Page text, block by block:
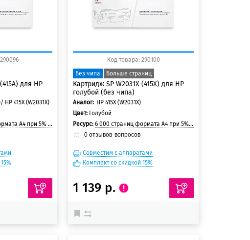
для HP
HP 415X (W2031X)
5% заполнении страницы
Код товара: 290100
Без чипа
Больше страниц
Картридж SP W2031X (415X) для HP
голубой (без чипа)
Аналог: HP 415X (W2031X)
Цвет: Голубой
Ресурс: 6 000 страниц формата А4 при 5% заполнении страницы
0 отзывов вопросов
Совместим с аппаратами
Комплект со скидкой 15%
1 139 р.